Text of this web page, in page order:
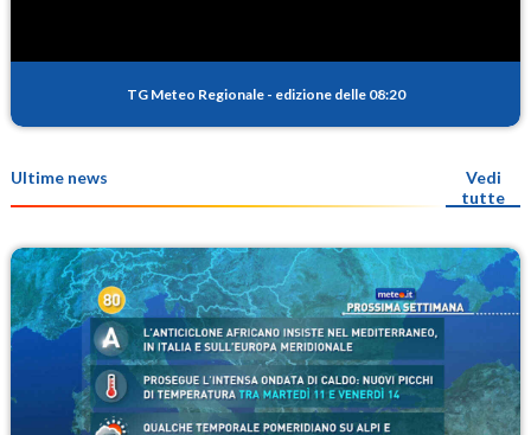
TG Meteo Regionale - edizione delle 08:20
Ultime news
Vedi
tutte